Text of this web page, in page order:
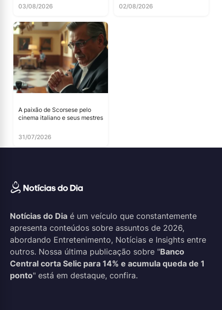
03/08/2026 02/08/2026
A paixão de Scorsese pelo
cinema italiano e seus mestres
31/07/2026
Notícias do Dia é um veículo que constantemente
apresenta conteúdos sobre assuntos de 2026,
abordando Entretenimento, Notícias e Insights entre
outros. Nossa última publicação sobre "Banco
Central corta Selic para 14% e acumula queda de 1
ponto" está em destaque, confira.